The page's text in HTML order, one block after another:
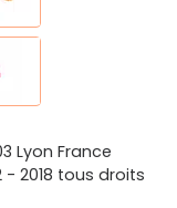
Lyon France
- 2018 tous droits